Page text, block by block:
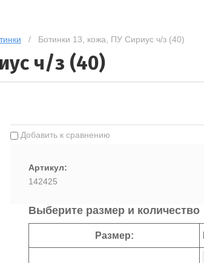
   /   Ботинки 13, кожа, ПУ Сириус ч/з (40)
ч/з (40)
Добавить к сравнению
Артикул:
142425
Выберите размер и количество
Размер: